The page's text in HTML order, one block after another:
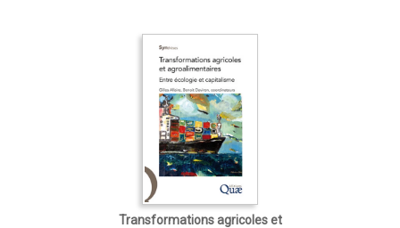
Transformations agricoles et